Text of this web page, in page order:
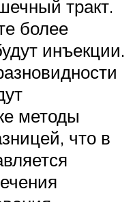
тракт.
более
инъекции.
методы
что в